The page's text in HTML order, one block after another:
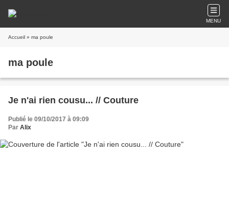
MENU
Accueil » ma poule
ma poule
Je n'ai rien cousu... // Couture
Publié le 09/10/2017 à 09:09
Par Alix